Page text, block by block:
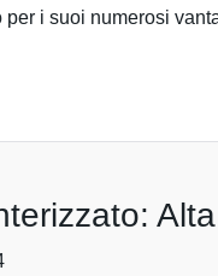
i suoi numerosi